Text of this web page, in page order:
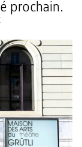
prochain.